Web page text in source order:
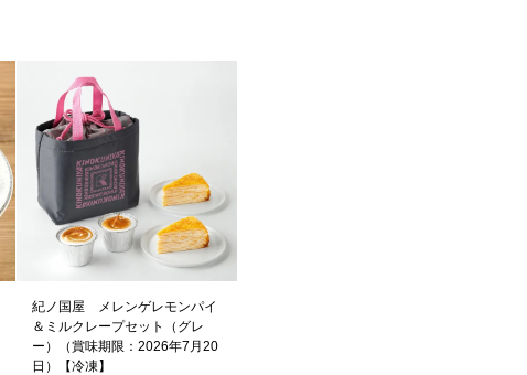
紀ノ国屋 メレンゲレモンパイ
＆ミルクレープセット（グレ
ー）（賞味期限：2026年7月20
日）【冷凍】